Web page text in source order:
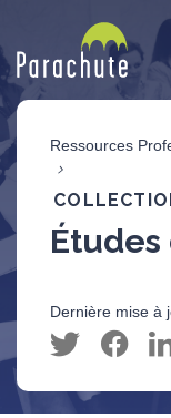
Ressources
Études
Dernière mise à